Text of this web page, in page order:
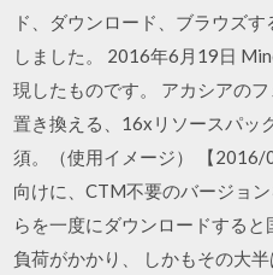
ド、ダウンロード、ブラウズ
しました。 2016年6月19日
現したものです。 アカシアの
置き換える、16xリソースパッ
須。（使用イメージ） 【
向けに、CTM不要のバージョ
らを一度にダウンロードする
負荷がかかり、 しかもその大